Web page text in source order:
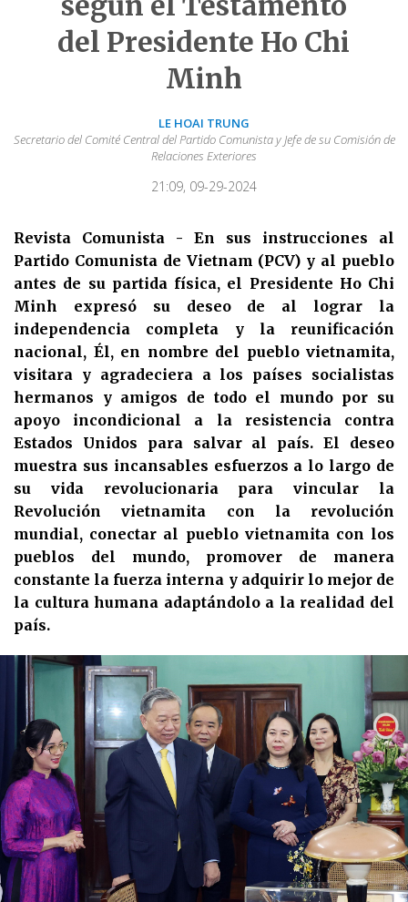
del Presidente Ho Chi
Minh
LE HOAI TRUNG
Secretario del Comité Central del Partido Comunista y Jefe de su Comisión de
Relaciones Exteriores
21:09, 09-29-2024
Revista Comunista - En sus instrucciones al
Partido Comunista de Vietnam (PCV) y al pueblo
antes de su partida física, el Presidente Ho Chi
Minh expresó su deseo de al lograr la
independencia completa y la reunificación
nacional, Él, en nombre del pueblo vietnamita,
visitara y agradeciera a los países socialistas
hermanos y amigos de todo el mundo por su
apoyo incondicional a la resistencia contra
Estados Unidos para salvar al país. El deseo
muestra sus incansables esfuerzos a lo largo de
su vida revolucionaria para vincular la
Revolución vietnamita con la revolución
mundial, conectar al pueblo vietnamita con los
pueblos del mundo, promover de manera
constante la fuerza interna y adquirir lo mejor de
la cultura humana adaptándolo a la realidad del
país.